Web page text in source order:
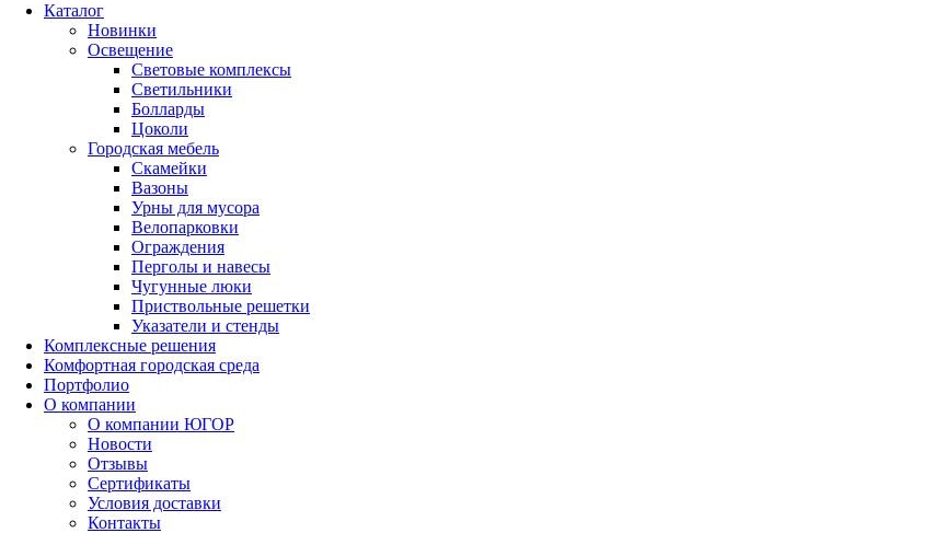
Каталог
Новинки
Освещение
Световые комплексы
Светильники
Болларды
Цоколи
Городская мебель
Скамейки
Вазоны
Урны для мусора
Велопарковки
Ограждения
Перголы и навесы
Чугунные люки
Приствольные решетки
Указатели и стенды
Комплексные решения
Комфортная городская среда
Портфолио
О компании
О компании ЮГОР
Новости
Отзывы
Сертификаты
Условия доставки
Контакты